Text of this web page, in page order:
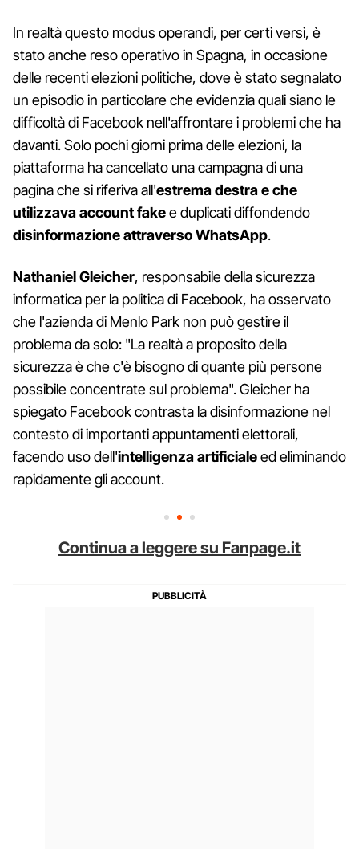
In realtà questo modus operandi, per certi versi, è
stato anche reso operativo in Spagna, in occasione
delle recenti elezioni politiche, dove è stato segnalato
un episodio in particolare che evidenzia quali siano le
difficoltà di Facebook nell'affrontare i problemi che ha
davanti. Solo pochi giorni prima delle elezioni, la
piattaforma ha cancellato una campagna di una
pagina che si riferiva all'estrema destra e che
utilizzava account fakee duplicati diffondendo
disinformazione attraverso WhatsApp.
Nathaniel Gleicher, responsabile della sicurezza
informatica per la politica di Facebook, ha osservato
che l'azienda di Menlo Park non può gestire il
problema da solo: "La realtà a proposito della
sicurezza è che c'è bisogno di quante più persone
possibile concentrate sul problema". Gleicher ha
spiegato Facebook contrasta la disinformazione nel
contesto di importanti appuntamenti elettorali,
facendo uso dell'intelligenza artificialeed eliminando
rapidamente gli account.
Continua a leggere su Fanpage.it